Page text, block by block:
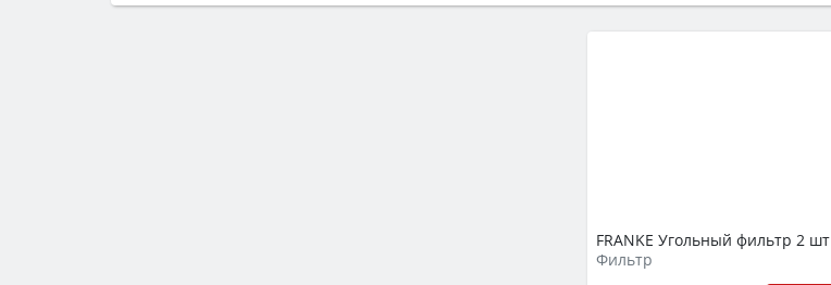
FRANKE Угольный фильтр 2 шт
Фильтр